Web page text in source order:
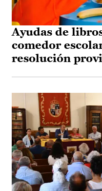
Ayudas de
comedor
resolución